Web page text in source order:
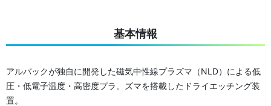
基本情報
アルバックが独自に開発した磁気中性線プラズマ（NLD）による低
圧・低電子温度・高密度プラ。ズマを搭載したドライエッチング装
置。